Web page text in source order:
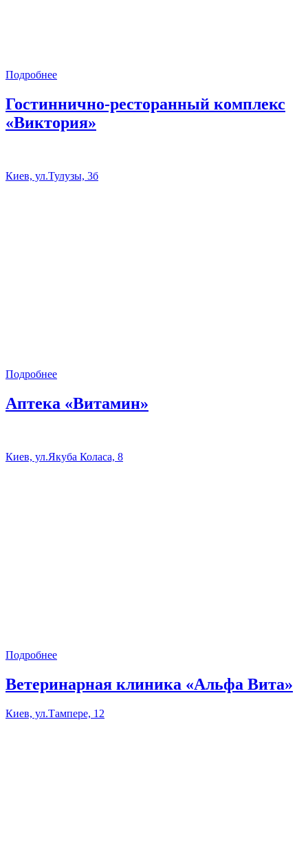
Подробнее
Гостиннично-ресторанный комплекс
«Виктория»
Киев, ул.Тулузы, 3б
Подробнее
Аптека «Витамин»
Киев, ул.Якуба Коласа, 8
Подробнее
Ветеринарная клиника «Альфа Вита»
Киев, ул.Тампере, 12